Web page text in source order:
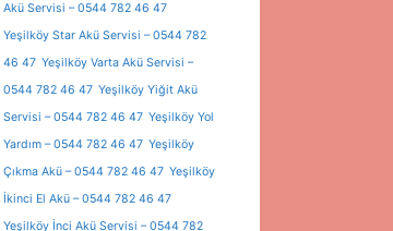
Akü Servisi – 0544 782 46 47
Yeşilköy Star Akü Servisi – 0544 782
46 47 Yeşilköy Varta Akü Servisi –
0544 782 46 47 Yeşilköy Yiğit Akü
Servisi – 0544 782 46 47 Yeşilköy Yol
Yardım – 0544 782 46 47 Yeşilköy
Çıkma Akü – 0544 782 46 47 Yeşilköy
İkinci El Akü – 0544 782 46 47
Yeşilköy İnci Akü Servisi – 0544 782